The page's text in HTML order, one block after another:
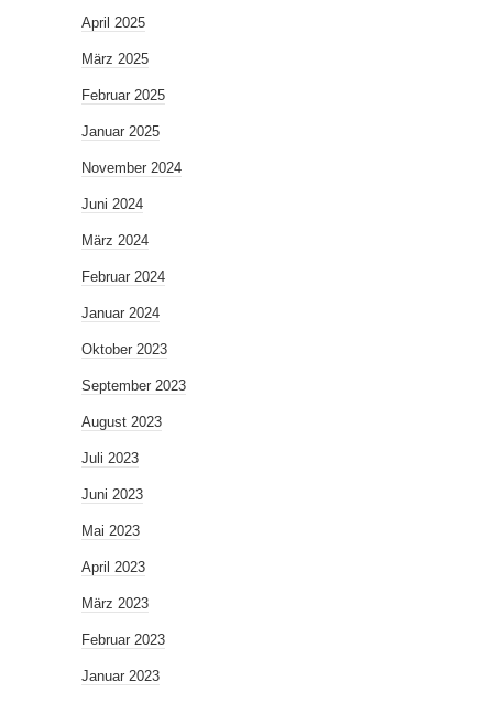
April 2025
März 2025
Februar 2025
Januar 2025
November 2024
Juni 2024
März 2024
Februar 2024
Januar 2024
Oktober 2023
September 2023
August 2023
Juli 2023
Juni 2023
Mai 2023
April 2023
März 2023
Februar 2023
Januar 2023